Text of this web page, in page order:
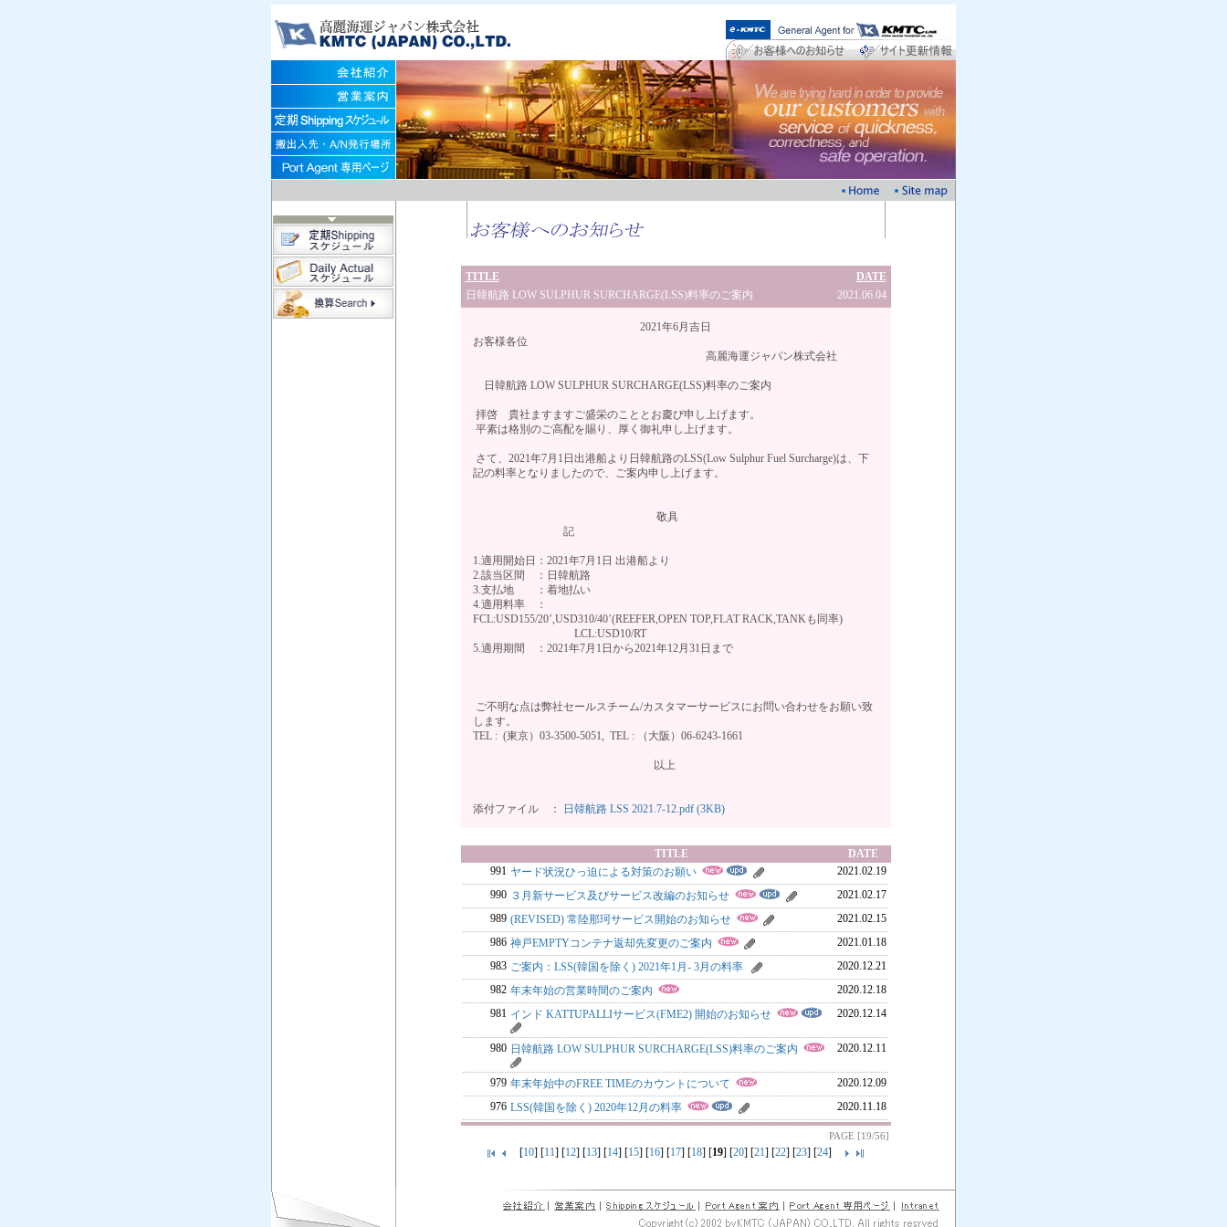
TITLE
DATE
日韓航路 LOW SULPHUR SURCHARGE(LSS)料率のご案内
2021.06.04
2021年6月吉日
お客様各位
高麗海運ジャパン株式会社
日韓航路 LOW SULPHUR SURCHARGE(LSS)料率のご案内
拝啓 貴社ますますご盛栄のこととお慶び申し上げます。
平素は格別のご高配を賜り、厚く御礼申し上げます。
さて、2021年7月1日出港船より日韓航路のLSS(Low Sulphur Fuel Surcharge)は、下
記の料率となりましたので、ご案内申し上げます。
敬具
記
1.適用開始日：2021年7月1日 出港船より
2.該当区間 ：日韓航路
3.支払地 ：着地払い
4.適用料率 ：
FCL:USD155/20’,USD310/40’(REEFER,OPEN TOP,FLAT RACK,TANKも同率)
LCL:USD10/RT
5.適用期間 ：2021年7月1日から2021年12月31日まで
ご不明な点は弊社セールスチーム/カスタマーサービスにお問い合わせをお願い致
します。
TEL : (東京）03-3500-5051, TEL : （大阪）06-6243-1661
以上
添付ファイル ： 日韓航路 LSS 2021.7-12.pdf (3KB)
TITLE
DATE
991 ヤード状況ひっ迫による対策のお願い
2021.02.19
990 ３月新サービス及びサービス改編のお知らせ
2021.02.17
989 (REVISED) 常陸那珂サービス開始のお知らせ
2021.02.15
986 神戸EMPTYコンテナ返却先変更のご案内
2021.01.18
983 ご案内：LSS(韓国を除く) 2021年1月- 3月の料率
2020.12.21
982 年末年始の営業時間のご案内
2020.12.18
981 インド KATTUPALLIサービス(FME2) 開始のお知らせ 2020.12.14
980 日韓航路 LOW SULPHUR SURCHARGE(LSS)料率のご案内 2020.12.11
979 年末年始中のFREE TIMEのカウントについて
2020.12.09
976 LSS(韓国を除く) 2020年12月の料率 2020.11.18
PAGE [19/56]
[10] [11] [12] [13] [14] [15] [16] [17] [18] [19] [20] [21] [22] [23] [24]